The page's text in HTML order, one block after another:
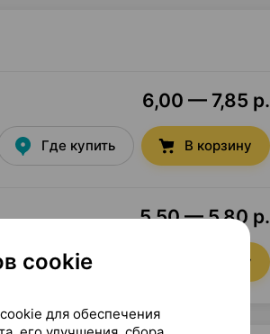
6,00 — 7,85 р.
Где купить В корзину
5,50 — 5,80 р.
Где купить В корзину
cookie
для обеспечения